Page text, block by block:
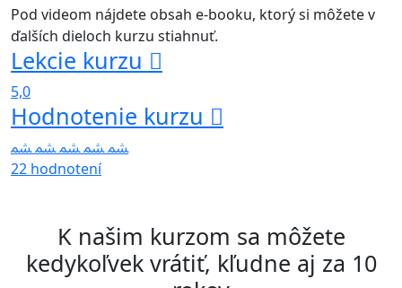
Pod videom nájdete obsah e-booku, ktorý si môžete v
ďalších dieloch kurzu stiahnuť.
Lekcie kurzu
5,0
Hodnotenie kurzu
22 hodnotení
K našim kurzom sa môžete
kedykoľvek vrátiť, kľudne aj za 10